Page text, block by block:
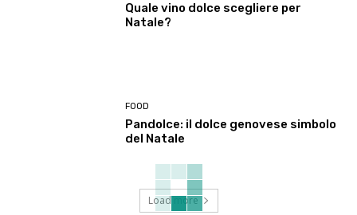
Quale vino dolce scegliere per
Natale?
FOOD
Pandolce: il dolce genovese simbolo
del Natale
Load more